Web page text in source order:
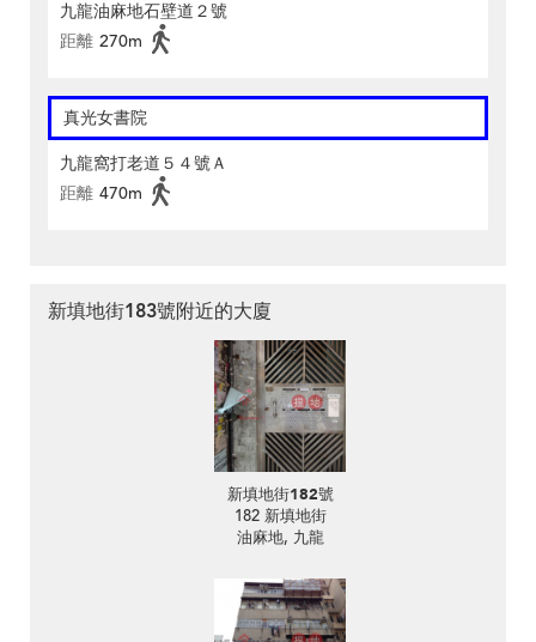
九龍油麻地石壁道２號
距離 270m
真光女書院
九龍窩打老道５４號Ａ
距離 470m
新填地街183號附近的大廈
新填地街182號
182 新填地街
油麻地, 九龍